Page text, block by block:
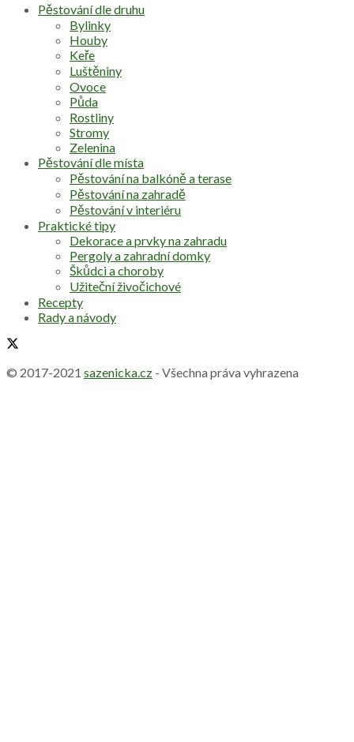
Pěstování dle druhu
Bylinky
Houby
Keře
Luštěniny
Ovoce
Půda
Rostliny
Stromy
Zelenina
Pěstování dle místa
Pěstování na balkóně a terase
Pěstování na zahradě
Pěstování v interiéru
Praktické tipy
Dekorace a prvky na zahradu
Pergoly a zahradní domky
Škůdci a choroby
Užiteční živočichové
Recepty
Rady a návody
© 2017-2021 sazenicka.cz - Všechna práva vyhrazena